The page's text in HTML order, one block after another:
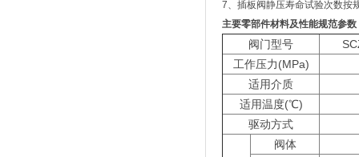
7、插板阀静压寿命试验次数按
主要零部件材料及性能规范参数
阀门型号
工作压力(MPa)
适用介质
适用温度(℃)
驱动方式
阀体